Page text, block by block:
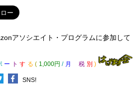
アソシエイト・プログラムに参加して
ー ト す る ( 1,000円 / 月 税 別 )
SNS!